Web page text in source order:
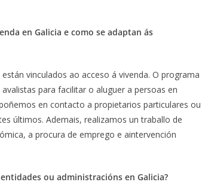
en Galicia e como se adaptan ás
vinculados ao acceso á vivenda. O programa
para facilitar o aluguer a persoas en
en contacto a propietarios particulares ou
últimos. Ademais, realizamos un traballo de
a procura de emprego e aintervención
ou administracións en Galicia?